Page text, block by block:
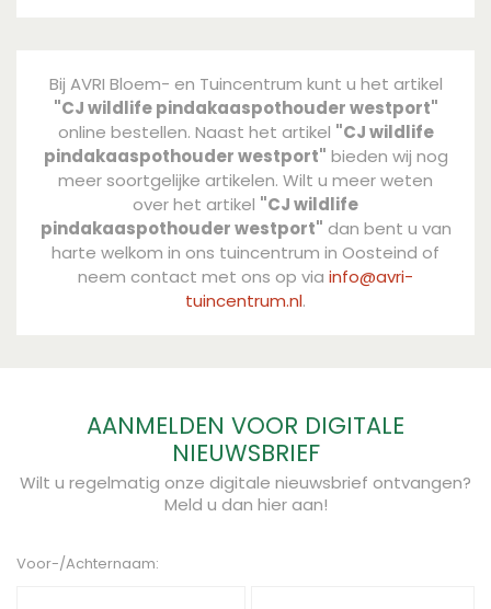
Bij AVRI Bloem- en Tuincentrum kunt u het artikel
"CJ wildlife pindakaaspothouder westport"
online bestellen. Naast het artikel "CJ wildlife
pindakaaspothouder westport" bieden wij nog
meer soortgelijke artikelen. Wilt u meer weten
over het artikel "CJ wildlife
pindakaaspothouder westport" dan bent u van
harte welkom in ons tuincentrum in Oosteind of
neem contact met ons op via info@avri-
tuincentrum.nl.
AANMELDEN VOOR DIGITALE
NIEUWSBRIEF
Wilt u regelmatig onze digitale nieuwsbrief ontvangen?
Meld u dan hier aan!
Voor-/Achternaam: